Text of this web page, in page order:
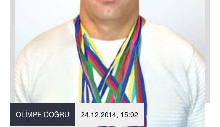
OLIMPE DOĞRU 24.12.2014, 15:02